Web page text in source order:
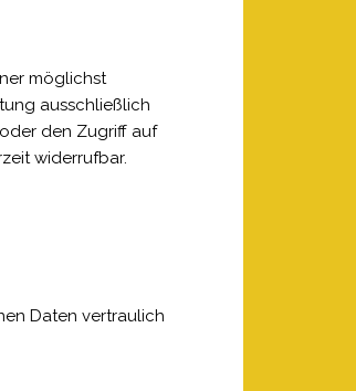
möglichst
ausschließlich
den Zugriff auf
widerrufbar.
Daten vertraulich